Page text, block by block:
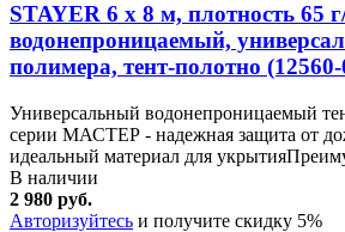
STAYER 6 х 8 м, плотность 65
водонепроницаемый,
полимера, тент-полотно
Универсальный водонепроницаемый
серии МАСТЕР - надежная защита от
идеальный материал для
В наличии
2 980 руб.
Авторизуйтесь и получите скидку 5%